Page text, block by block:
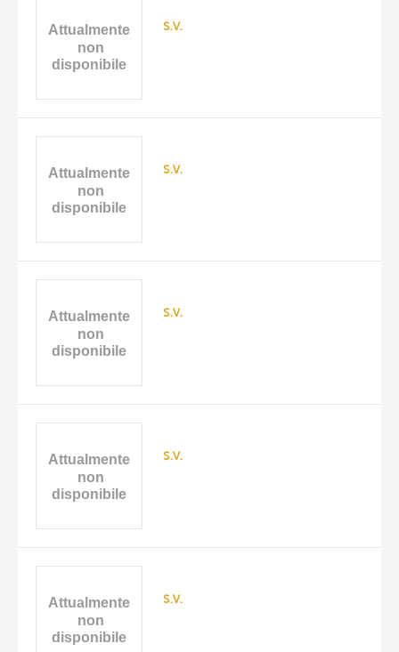
s.v.
s.v.
s.v.
s.v.
s.v.